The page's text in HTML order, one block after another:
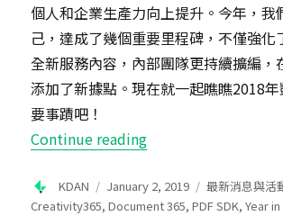
個人和企業生產力向上提升。今年，我
己，達成了幾個重要里程碑，不僅強化
全新服務內容，內部團隊更持續擴編，
添加了新據點。現在就一起瞧瞧2018
要事蹟吧！
Continue reading“2018凱鈿回顧：航
Author
KDAN
Posted
on
January 2, 2019 Categories
最新消息與活
Creativity365,Document 365,PDF SDK,Year